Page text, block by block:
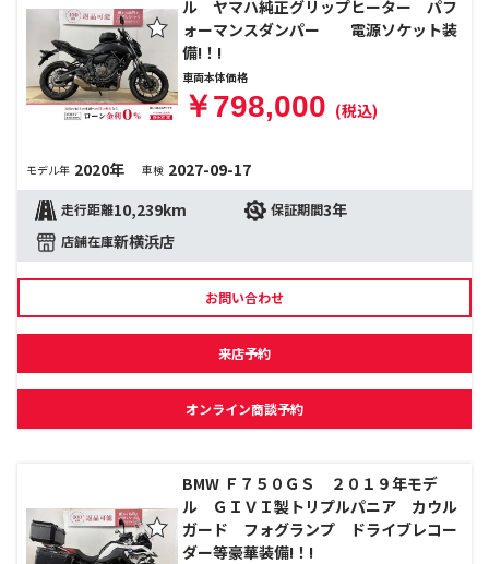
ル ヤマハ純正グリップヒーター パフ
ォーマンスダンパー 電源ソケット装
備!！!
車両本体価格
￥798,000 (税込)
モデル年 2020年 車検 2027-09-17
走行距離10,239km 保証期間3年
店舗在庫新横浜店
お問い合わせ
来店予約
オンライン商談予約
BMW Ｆ７５０ＧＳ ２０１９年モデ
ル ＧＩＶＩ製トリプルパニア カウル
ガード フォグランプ ドライブレコー
ダー等豪華装備!！!